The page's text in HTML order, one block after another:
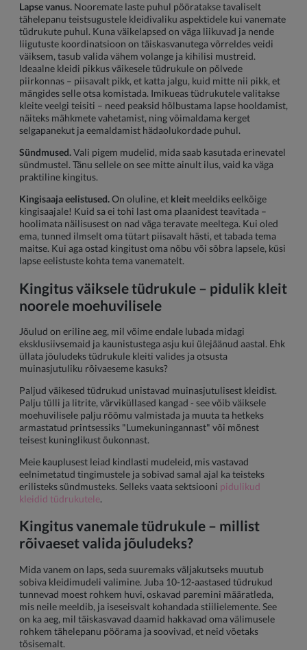
Lapse vanus. Nooremate laste puhul pööratakse tavaliselt
tähelepanu teistsugustele kleidivaliku aspektidele kui vanemate
tüdrukute puhul. Kuna väikelapsed on väga liikuvad ja nende
liigutuste koordinatsioon on täiskasvanutega võrreldes veidi
väiksem, tasub valida vähem volange ja kihilisi mustreid.
Ideaalne kleidi pikkus väikesele tüdrukule on põlvede
piirkonnas – piisavalt pikk, et katta jalgu, kuid mitte nii pikk, et
mängides selle otsa komistada. Imikueas tüdrukutele valitakse
kleite veelgi teisiti – need peaksid hõlbustama lapse hooldamist,
näiteks mähkmete vahetamist, ning võimaldama kerget
selgapanekut ja eemaldamist hädaolukordade puhul.
Sündmused.Vali pigem mudelid, mida saab kasutada erinevatel
sündmustel. Tänu sellele on see mitte ainult ilus, vaid ka väga
praktiline kingitus.
Kingisaaja eelistused.On oluline, et kleit meeldiks eelkõige
kingisaajale! Kuid sa ei tohi last oma plaanidest teavitada –
hoolimata näilisusest on nad väga teravate meeltega. Kui oled
ema, tunned ilmselt oma tütart piisavalt hästi, et tabada tema
maitse. Kui aga ostad kingitust oma nõbu või sõbra lapsele, küsi
lapse eelistuste kohta tema vanematelt.
Kingitus väiksele tüdrukule – pidulik kleit
noorele moehuvilisele
Jõulud on eriline aeg, mil võime endale lubada midagi
eksklusiivsemaid ja kaunistustega asju kui ülejäänud aastal. Ehk
üllata jõuludeks tüdrukule kleiti valides ja otsusta
muinasjutuliku rõivaeseme kasuks?
Paljud väikesed tüdrukud unistavad muinasjutulisest kleidist.
Palju tülli ja litrite, värviküllased kangad - see võib väiksele
moehuvilisele palju rõõmu valmistada ja muuta ta hetkeks
armastatud printsessiks "Lumekuningannast" või mõnest
teisest kuninglikust õukonnast.
Meie kauplusest leiad kindlasti mudeleid, mis vastavad
eelnimetatud tingimustele ja sobivad samal ajal ka teisteks
erilisteks sündmusteks. Selleks vaata sektsiooni pidulikud
kleidid tüdrukutele.
Kingitus vanemale tüdrukule – millist
rõivaeset valida jõuludeks?
Mida vanem on laps, seda suuremaks väljakutseks muutub
sobiva kleidimudeli valimine. Juba 10-12-aastased tüdrukud
tunnevad moest rohkem huvi, oskavad paremini määratleda,
mis neile meeldib, ja iseseisvalt kohandada stiilielemente. See
on ka aeg, mil täiskasvavad daamid hakkavad oma välimusele
rohkem tähelepanu pöörama ja soovivad, et neid võetaks
tõsisemalt.